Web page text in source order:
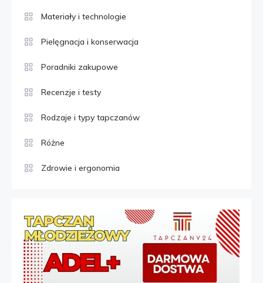
Materiały i technologie
Pielęgnacja i konserwacja
Poradniki zakupowe
Recenzje i testy
Rodzaje i typy tapczanów
Różne
Zdrowie i ergonomia